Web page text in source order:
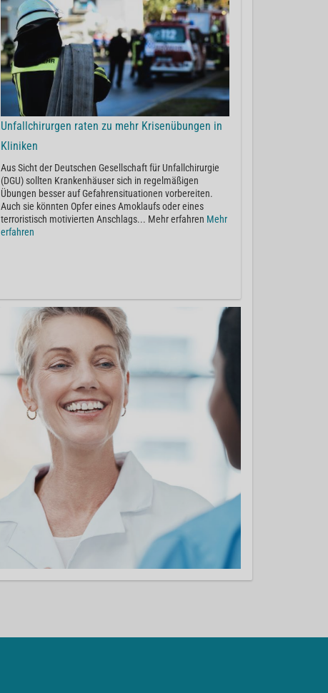
Unfallchirurgen raten zu mehr Krisenübungen in
Kliniken
Aus Sicht der Deutschen Gesellschaft für Unfallchirurgie
(DGU) sollten Krankenhäuser sich in regelmäßigen
Übungen besser auf Gefahrensituationen vorbereiten.
Auch sie könnten Opfer eines Amoklaufs oder eines
terroristisch motivierten Anschlags... Mehr erfahren Mehr
erfahren